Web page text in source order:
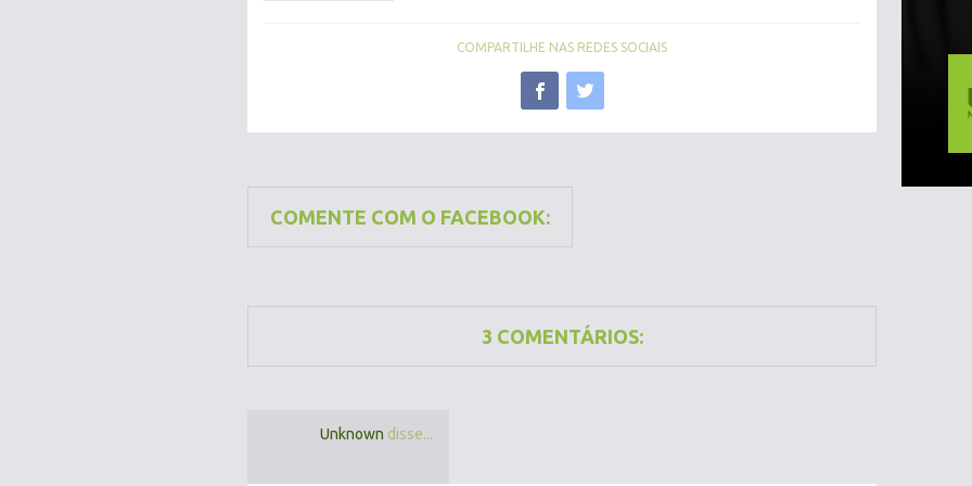
COMPARTILHE NAS REDES SOCIAIS
COMENTE COM O FACEBOOK:
3 COMENTÁRIOS:
Unknown disse...